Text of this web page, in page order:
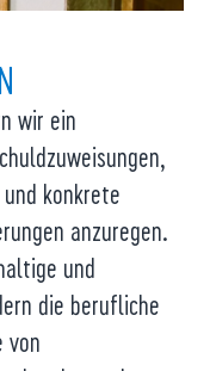
wir ein
konkrete
anzuregen.
und
die berufliche
von